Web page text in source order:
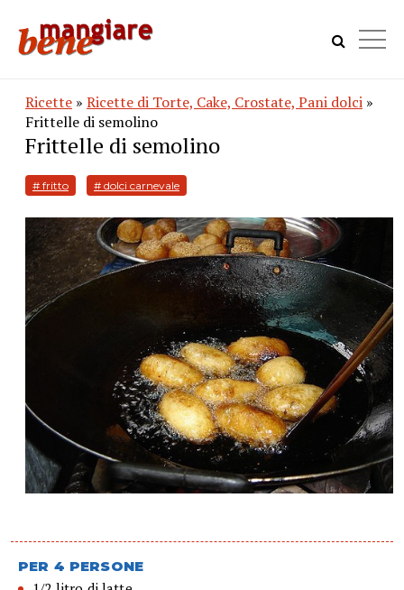
Ricette » Ricette di Torte, Cake, Crostate, Pani dolci »
Frittelle di semolino
Frittelle di semolino
# fritto # dolci carnevale
PER 4 PERSONE